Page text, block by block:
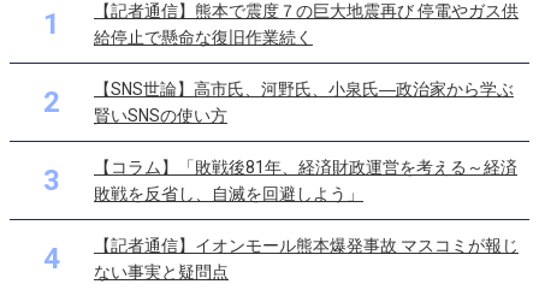
1
【記者通信】熊本で震度７の巨大地震再び 停電やガス供
給停止で懸命な復旧作業続く
2
【SNS世論】高市氏、河野氏、小泉氏―政治家から学ぶ
賢いSNSの使い方
3
【コラム】「敗戦後81年、経済財政運営を考える～経済
敗戦を反省し、自滅を回避しよう」
4
【記者通信】イオンモール熊本爆発事故 マスコミが報じ
ない事実と疑問点